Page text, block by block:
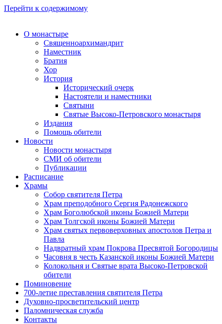
Перейти к содержимому
О монастыре
Священноархимандрит
Наместник
Братия
Хор
История
Исторический очерк
Настоятели и наместники
Святыни
Святые Высоко-Петровского монастыря
Издания
Помощь обители
Новости
Новости монастыря
СМИ об обители
Публикации
Расписание
Храмы
Собор святителя Петра
Храм преподобного Сергия Радонежского
Храм Боголюбской иконы Божией Матери
Храм Толгской иконы Божией Матери
Храм святых первоверховных апостолов Петра и
Павла
Надвратный храм Покрова Пресвятой Богородицы
Часовня в честь Казанской иконы Божией Матери
Колокольня и Святые врата Высоко-Петровской
обители
Поминовение
700-летие преставления святителя Петра
Духовно-просветительский центр
Паломническая служба
Контакты